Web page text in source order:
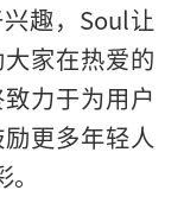
趣，Soul让
家在热爱的
力于为用户
更多年轻人